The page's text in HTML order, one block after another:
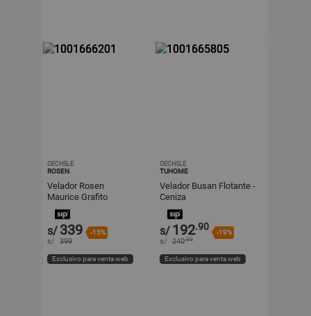
OECHSLE
ROSEN
Velador Rosen
Maurice Grafito
s/ 339 -15%
s/ 399
Exclusivo para venta web
OECHSLE
TUHOME
Velador Busan Flotante -
Ceniza
s/ 192.90
-19%
s/ 240.90
Exclusivo para venta web